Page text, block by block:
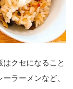
クセになること
ラーメンなど、